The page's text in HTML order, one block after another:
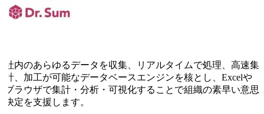
内のあらゆるデータを収集、リアルタイムで処理、高速集
、加工が可能なデータベースエンジンを核とし、Excelや
ラウザで集計・分析・可視化することで組織の素早い意思
定を支援します。